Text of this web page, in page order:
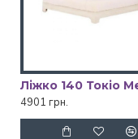
4901 грн.